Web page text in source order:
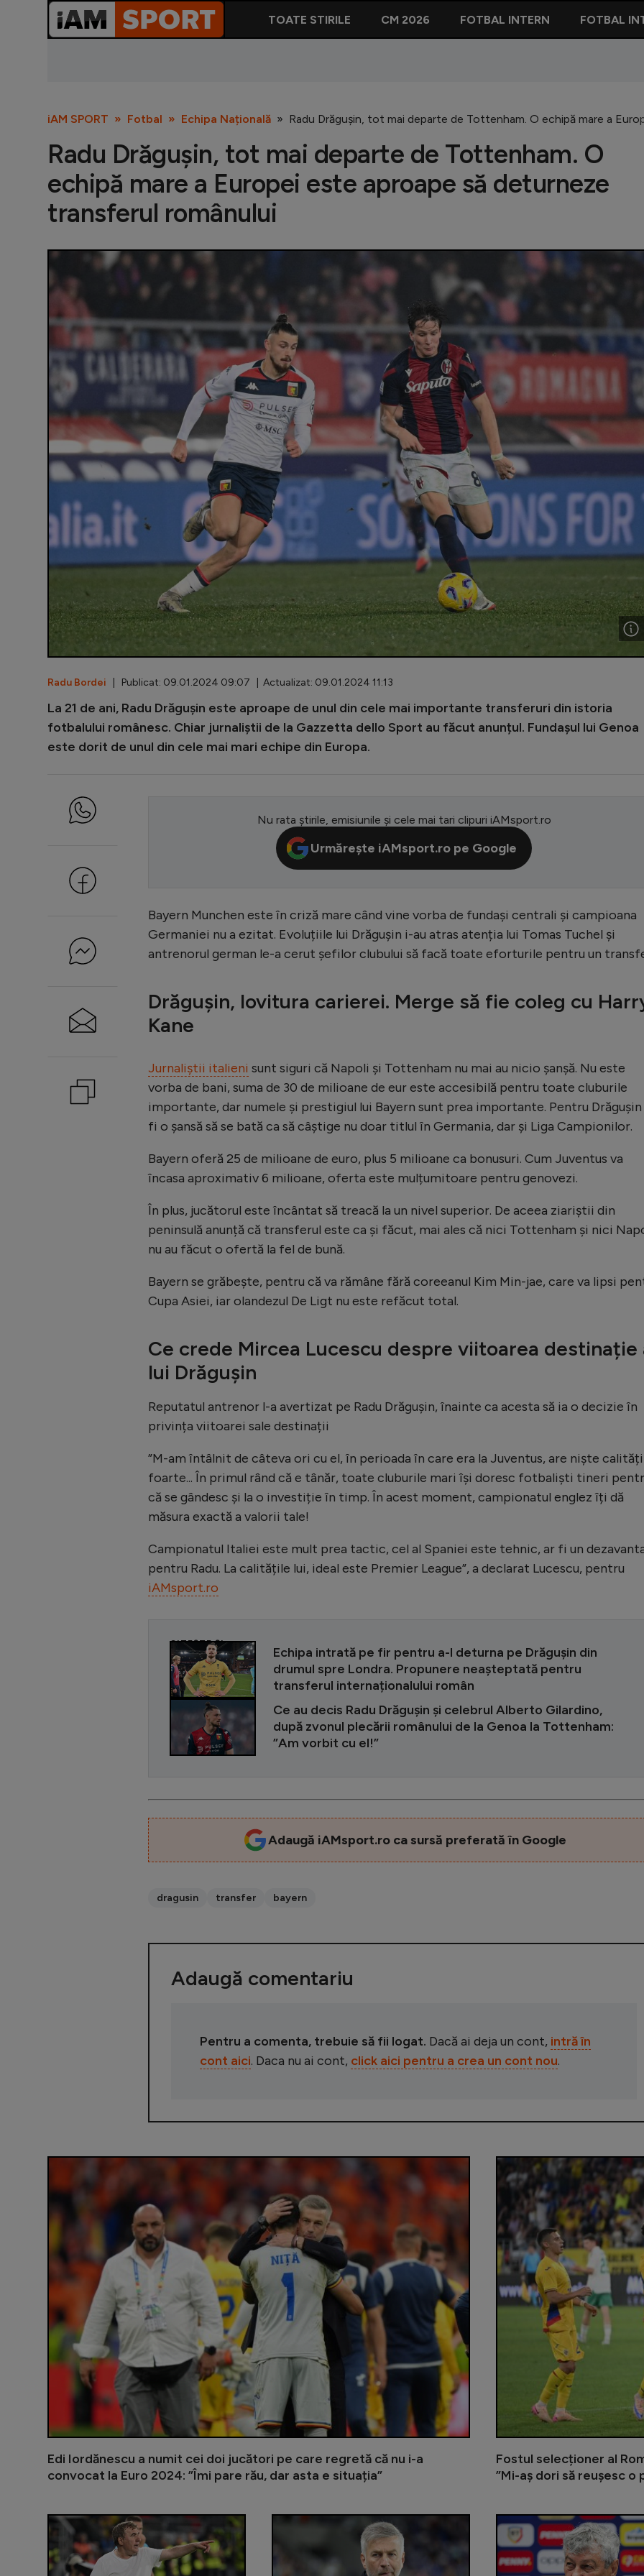
TOATE STIRILE CM 2026 FOTBAL INTERN FOTBAL
iAM SPORT Fotbal Echipa Națională Radu Drăgușin, tot mai departe de Tottenham. O echipă mare a
Radu Drăgușin, tot mai departe de Tottenham. O
echipă mare a Europei este aproape să deturneze
transferul românului
Radu Bordei | Publicat: 09.01.2024 09:07 | Actualizat: 09.01.2024 11:13
La 21 de ani, Radu Drăgușin este aproape de unul din cele mai importante transferuri din istoria
fotbalului românesc. Chiar jurnaliștii de la Gazzetta dello Sport au făcut anunțul. Fundașul lui Genoa
este dorit de unul din cele mai mari echipe din Europa.
Nu rata știrile, emisiunile și cele mai tari clipuri iAMsport.ro
Urmărește iAMsport.ro pe Google
Bayern Munchen este în criză mare când vine vorba de fundași centrali și campioana
Germaniei nu a ezitat. Evoluțiile lui Drăgușin i-au atras atenția lui Tomas Tuchel și
antrenorul german le-a cerut șefilor clubului să facă toate eforturile pentru un
Drăgușin, lovitura carierei. Merge să fie coleg cu
Kane
Jurnaliștii italieni sunt siguri că Napoli și Tottenham nu mai au nicio șanșă. Nu este
vorba de bani, suma de 30 de milioane de eur este accesibilă pentru toate cluburile
importante, dar numele și prestigiul lui Bayern sunt prea importante. Pentru Drăgușin
fi o șansă să se bată ca să câștige nu doar titlul în Germania, dar și Liga Campionilor.
Bayern oferă 25 de milioane de euro, plus 5 milioane ca bonusuri. Cum Juventus va
încasa aproximativ 6 milioane, oferta este mulțumitoare pentru genovezi.
În plus, jucătorul este încântat să treacă la un nivel superior. De aceea ziariștii din
peninsulă anunță că transferul este ca și făcut, mai ales că nici Tottenham și nici
nu au făcut o ofertă la fel de bună.
Bayern se grăbește, pentru că va rămâne fără coreeanul Kim Min-jae, care va lipsi
Cupa Asiei, iar olandezul De Ligt nu este refăcut total.
Ce crede Mircea Lucescu despre viitoarea destinație
lui Drăgușin
Reputatul antrenor l-a avertizat pe Radu Drăgușin, înainte ca acesta să ia o decizie în
privința viitoarei sale destinații
”M-am întâlnit de câteva ori cu el, în perioada în care era la Juventus, are niște calități
foarte... În primul rând că e tânăr, toate cluburile mari își doresc fotbaliști tineri
că se gândesc și la o investiție în timp. În acest moment, campionatul englez îți dă
măsura exactă a valorii tale!
Campionatul Italiei este mult prea tactic, cel al Spaniei este tehnic, ar fi un
pentru Radu. La calitățile lui, ideal este Premier League”, a declarat Lucescu, pentru
iAMsport.ro
CITEȘTE ȘI
Echipa intrată pe fir pentru a-l deturna pe Drăgușin din
drumul spre Londra. Propunere neașteptată pentru
transferul internaționalului român
Ce au decis Radu Drăgușin și celebrul Alberto Gilardino,
după zvonul plecării românului de la Genoa la Tottenham:
”Am vorbit cu el!”
Adaugă iAMsport.ro ca sursă preferată în Google
dragusin transfer bayern
Adaugă comentariu
Pentru a comenta, trebuie să fii logat. Dacă ai deja un cont, intră în
cont aici. Daca nu ai cont, click aici pentru a crea un cont nou.
Edi Iordănescu a numit cei doi jucători pe care regretă că nu i-a
convocat la Euro 2024: ”Îmi pare rău, dar asta e situația”
Fostul selecționer al
”Mi-aș dori să reușesc
Românul vândut pe 3.000.000